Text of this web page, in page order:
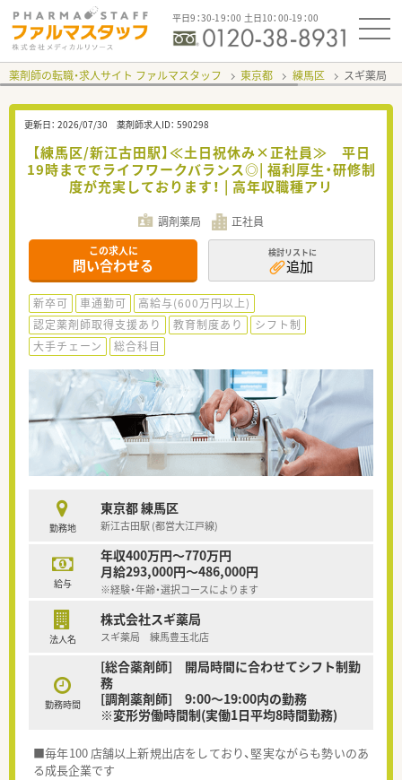
平日9：30-19：00 土日10：00-19：00
薬剤師の転職・求人サイト ファルマスタッフ 東京都 練馬区 スギ薬局
更新日： 2026/07/30 薬剤師求人ID： 590298
【練馬区/新江古田駅】≪土日祝休み×正社員≫ 平日
19時まででライフワークバランス◎| 福利厚生・研修制
度が充実しております！ | 高年収職種アリ
調剤薬局 正社員
この求人に
問い合わせる
検討リストに
追加
新卒可 車通勤可
高給与(600万円以上)
認定薬剤師取得支援あり
教育制度あり
シフト制
大手チェーン
総合科目
勤務地
東京都 練馬区
新江古田駅 (都営大江戸線)
給与
年収400万円～770万円
月給293,000円～486,000円
※経験・年齢・選択コースによります
法人名
株式会社スギ薬局
スギ薬局 練馬豊玉北店
勤務時間
[総合薬剤師] 開局時間に合わせてシフト制勤
務
[調剤薬剤師] 9:00～19:00内の勤務
※変形労働時間制(実働1日平均8時間勤務)
■毎年100 店舗以上新規出店をしており、堅実ながらも勢いのあ
る成長企業です